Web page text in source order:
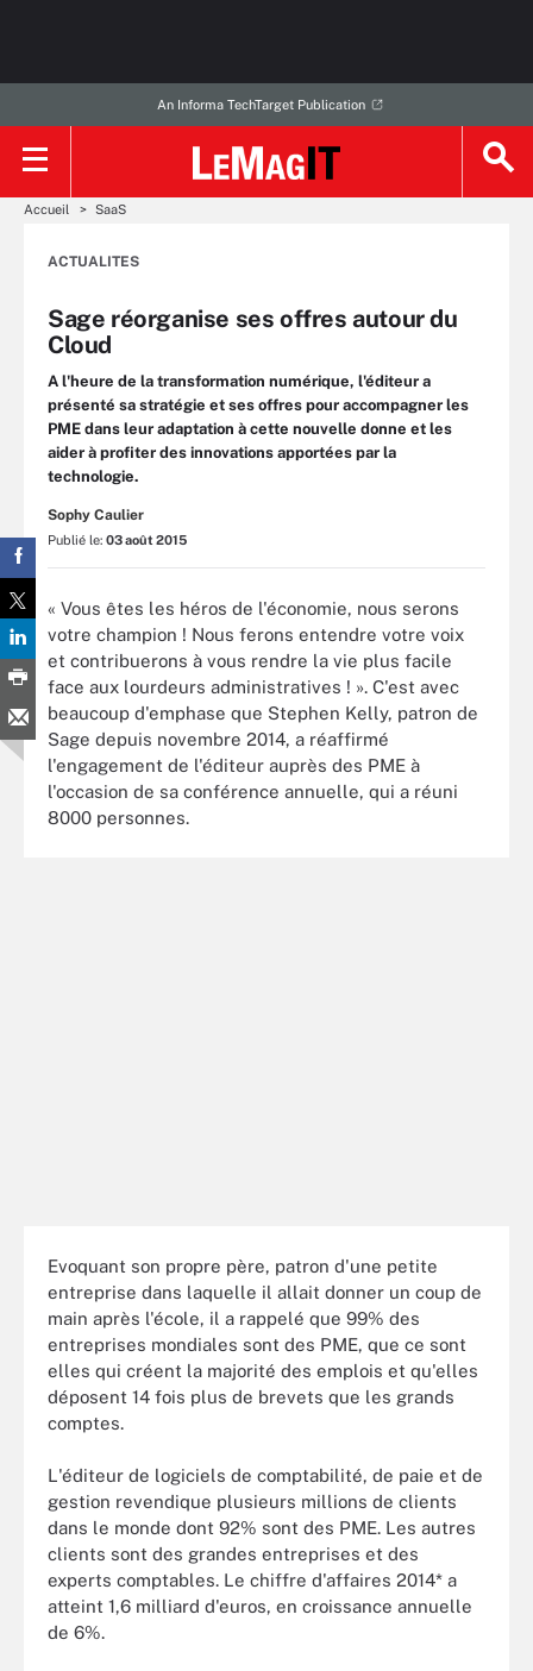
An Informa TechTarget Publication
Accueil SaaS
ACTUALITES
Sage réorganise ses offres autour du
Cloud
A l'heure de la transformation numérique, l'éditeur a
présenté sa stratégie et ses offres pour accompagner les
PME dans leur adaptation à cette nouvelle donne et les
aider à profiter des innovations apportées par la
technologie.
Sophy Caulier
Publié le: 03 août 2015
« Vous êtes les héros de l'économie, nous serons
votre champion ! Nous ferons entendre votre voix
et contribuerons à vous rendre la vie plus facile
face aux lourdeurs administratives ! ». C'est avec
beaucoup d'emphase que Stephen Kelly, patron de
Sage depuis novembre 2014, a réaffirmé
l'engagement de l'éditeur auprès des PME à
l'occasion de sa conférence annuelle, qui a réuni
8000 personnes.
Evoquant son propre père, patron d'une petite
entreprise dans laquelle il allait donner un coup de
main après l'école, il a rappelé que 99% des
entreprises mondiales sont des PME, que ce sont
elles qui créent la majorité des emplois et qu'elles
déposent 14 fois plus de brevets que les grands
comptes.
L'éditeur de logiciels de comptabilité, de paie et de
gestion revendique plusieurs millions de clients
dans le monde dont 92% sont des PME. Les autres
clients sont des grandes entreprises et des
experts comptables. Le chiffre d'affaires 2014* a
atteint 1,6 milliard d'euros, en croissance annuelle
de 6%.